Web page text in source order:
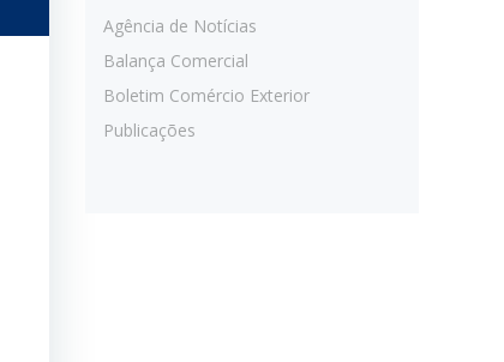
Agência de Notícias
Balança Comercial
Boletim Comércio Exterior
Publicações